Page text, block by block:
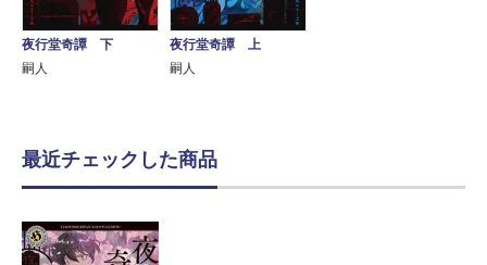
夜行堂奇譚 下
嗣人
夜行堂奇譚 上
嗣人
最近チェックした商品